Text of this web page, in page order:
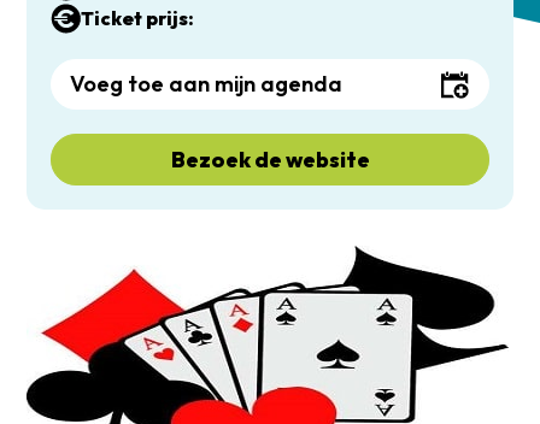
Ticket prijs:
Voeg toe aan mijn agenda
Bezoek de website